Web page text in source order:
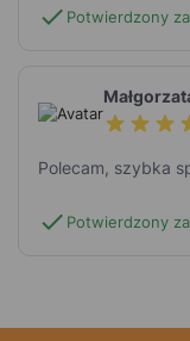
check Potwierdzony
Polecam, szybka
check Potwierdzony